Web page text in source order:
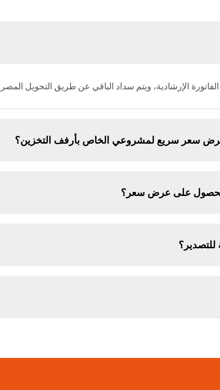
سعر سريع لمشروعي الخاص بأرفف التخزين؟
للحصول على عرض سعر؟